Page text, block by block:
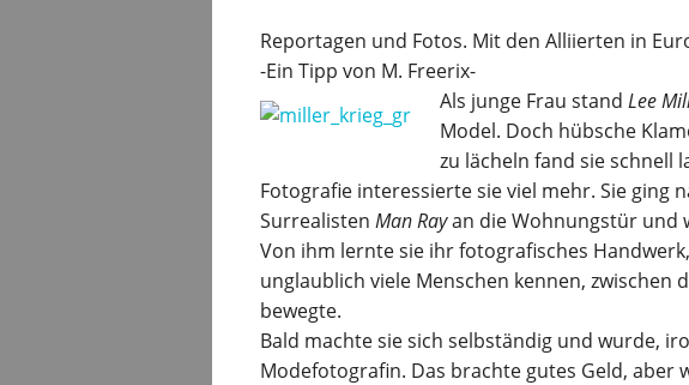
Reportagen und Fotos. Mit den Alliierten in
-Ein Tipp von M. Freerix-
Als junge Frau stand Lee
Model. Doch hübsche
zu lächeln fand sie schnell
Fotografie interessierte sie viel mehr. Sie ging
Surrealisten Man Rayan die Wohnungstür und
Von ihm lernte sie ihr fotografisches
unglaublich viele Menschen kennen, zwischen
bewegte.
Bald machte sie sich selbständig und wurde,
Modefotografin. Das brachte gutes Geld, aber